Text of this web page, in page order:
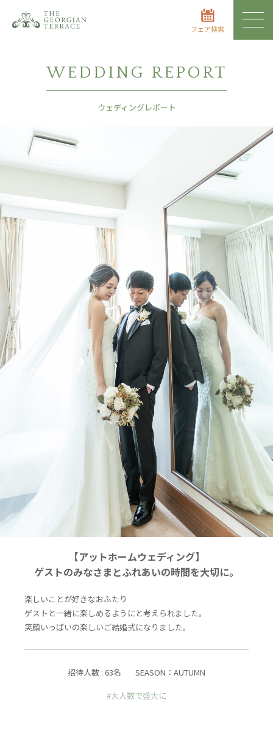
フェア検索
WEDDING REPORT
ウェディングレポート
【アットホームウェディング】
ゲストのみなさまとふれあいの時間を大切に。
楽しいことが好きなおふたり
ゲストと一緒に楽しめるようにと考えられました。
笑顔いっぱいの楽しいご結婚式になりました。
招待人数 : 63名
SEASON：AUTUMN
#大人数で盛大に